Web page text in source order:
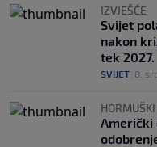
IZVJEŠĆE
Svijet
nakon
tek 2027.
SVIJET 8.
Američki